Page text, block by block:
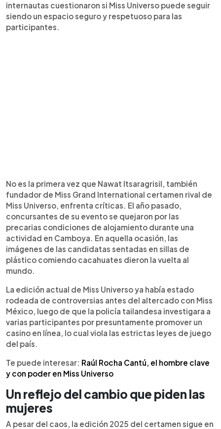
internautas cuestionaron si Miss Universo puede seguir
siendo un espacio seguro y respetuoso para las
participantes.
No es la primera vez que Nawat Itsaragrisil, también
fundador de Miss Grand International certamen rival de
Miss Universo, enfrenta críticas. El año pasado,
concursantes de su evento se quejaron por las
precarias condiciones de alojamiento durante una
actividad en Camboya. En aquella ocasión, las
imágenes de las candidatas sentadas en sillas de
plástico comiendo cacahuates dieron la vuelta al
mundo.
La edición actual de Miss Universo ya había estado
rodeada de controversias antes del altercado con Miss
México, luego de que la policía tailandesa investigara a
varias participantes por presuntamente promover un
casino en línea, lo cual viola las estrictas leyes de juego
del país.
Te puede interesar: Raúl Rocha Cantú, el hombre clave
y con poder en Miss Universo
Un reflejo del cambio que piden las
mujeres
A pesar del caos, la edición 2025 del certamen sigue en